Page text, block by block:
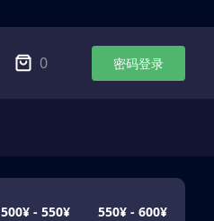
0 密码登录
500¥ - 550¥ 550¥ - 600¥